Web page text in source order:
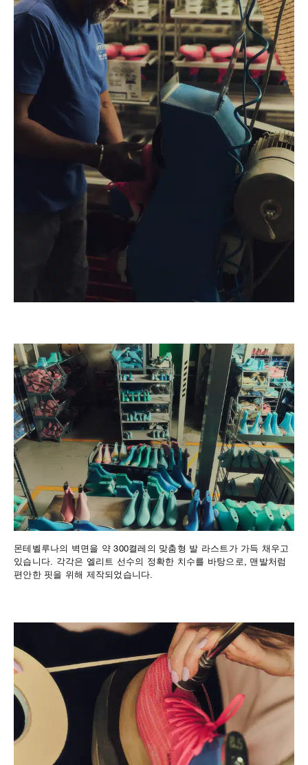
몬테벨루나의 벽면을 약 300켤레의 맞춤형 발 라스트가 가득 채우고
있습니다. 각각은 엘리트 선수의 정확한 치수를 바탕으로, 맨발처럼
편안한 핏을 위해 제작되었습니다.